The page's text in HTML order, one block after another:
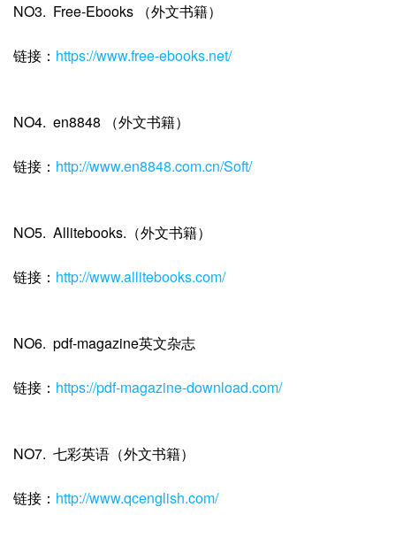
NO3. Free-Ebooks （外文书籍）
链接： https://www.free-ebooks.net/
NO4. en8848 （外文书籍）
链接： http://www.en8848.com.cn/Soft/
NO5. Allitebooks.（外文书籍）
链接： http://www.allitebooks.com/
NO6. pdf-magazine英文杂志
链接： https://pdf-magazine-download.com/
NO7. 七彩英语（外文书籍）
链接： http://www.qcenglish.com/